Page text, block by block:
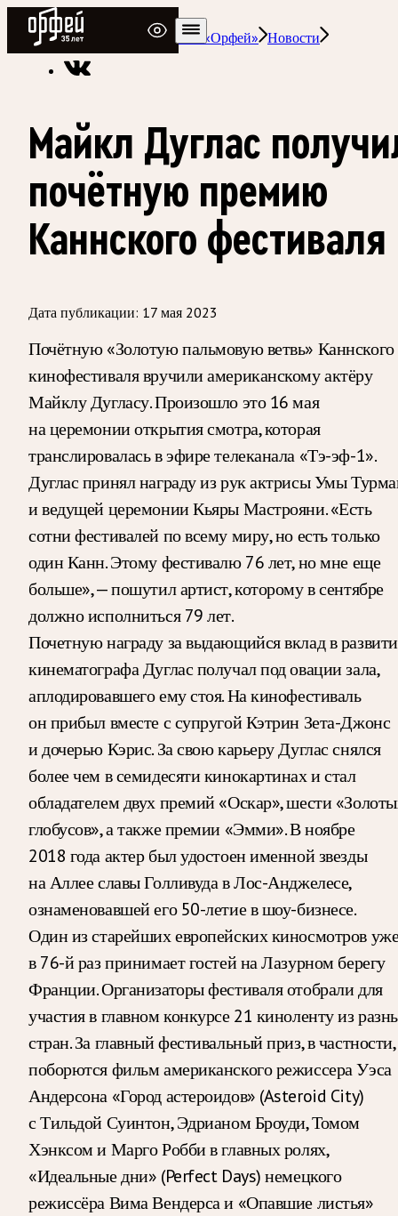
Радио Орфей
Радио классической музыки «Орфей» Новости
Майкл Дуглас
почётную премию
Каннского фестиваля
Дата публикации: 17 мая 2023
Почётную «Золотую пальмовую ветвь» Каннского
кинофестиваля вручили американскому актёру
Майклу Дугласу. Произошло это 16 мая
на церемонии открытия смотра, которая
транслировалась в эфире телеканала «Тэ-эф-1».
Дуглас принял награду из рук актрисы Умы
и ведущей церемонии Кьяры Мастрояни. «Есть
сотни фестивалей по всему миру, но есть только
один Канн. Этому фестивалю 76 лет, но мне еще
больше», — пошутил артист, которому в сентябре
должно исполниться 79 лет.
Почетную награду за выдающийся вклад в
кинематографа Дуглас получал под овации зала,
аплодировавшего ему стоя. На кинофестиваль
он прибыл вместе с супругой Кэтрин Зета-Джонс
и дочерью Кэрис. За свою карьеру Дуглас снялся
более чем в семидесяти кинокартинах и стал
обладателем двух премий «Оскар», шести
глобусов», а также премии «Эмми». В ноябре
2018 года актер был удостоен именной звезды
на Аллее славы Голливуда в Лос-Анджелесе,
ознаменовавшей его 50-летие в шоу-бизнесе.
Один из старейших европейских киносмотров
в 76-й раз принимает гостей на Лазурном берегу
Франции. Организаторы фестиваля отобрали для
участия в главном конкурсе 21 киноленту из
стран. За главный фестивальный приз, в частности,
поборются фильм американского режиссера Уэса
Андерсона «Город астероидов» (Asteroid City)
с Тильдой Суинтон, Эдрианом Броуди, Томом
Хэнксом и Марго Робби в главных ролях,
«Идеальные дни» (Perfect Days) немецкого
режиссёра Вима Вендерса и «Опавшие листья»